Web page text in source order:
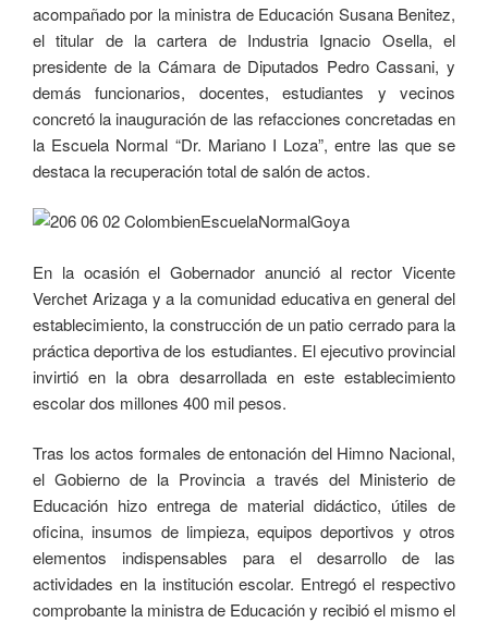
acompañado por la ministra de Educación Susana Benitez,
el titular de la cartera de Industria Ignacio Osella, el
presidente de la Cámara de Diputados Pedro Cassani, y
demás funcionarios, docentes, estudiantes y vecinos
concretó la inauguración de las refacciones concretadas en
la Escuela Normal “Dr. Mariano I Loza”, entre las que se
destaca la recuperación total de salón de actos.
En la ocasión el Gobernador anunció al rector Vicente
Verchet Arizaga y a la comunidad educativa en general del
establecimiento, la construcción de un patio cerrado para la
práctica deportiva de los estudiantes. El ejecutivo provincial
invirtió en la obra desarrollada en este establecimiento
escolar dos millones 400 mil pesos.
Tras los actos formales de entonación del Himno Nacional,
el Gobierno de la Provincia a través del Ministerio de
Educación hizo entrega de material didáctico, útiles de
oficina, insumos de limpieza, equipos deportivos y otros
elementos indispensables para el desarrollo de las
actividades en la institución escolar. Entregó el respectivo
comprobante la ministra de Educación y recibió el mismo el